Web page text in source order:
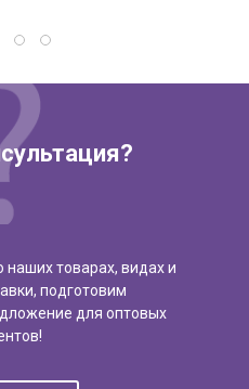
товарах, видах и
подготовим
для оптовых